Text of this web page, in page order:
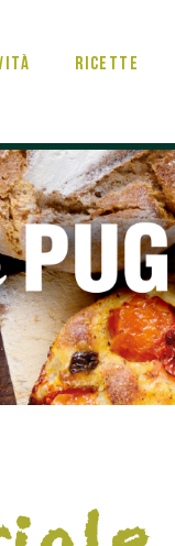
Ricette